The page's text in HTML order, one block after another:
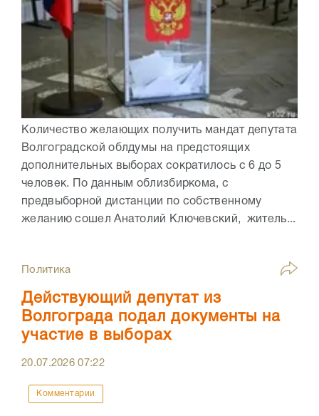
Количество желающих получить мандат депутата
Волгоградской облдумы на предстоящих
дополнительных выборах сократилось с 6 до 5
человек. По данным облизбиркома, с
предвыборной дистанции по собственному
желанию сошел Анатолий Ключевский, житель...
Политика
Действующий депутат из
Волгограда подал документы на
участие в выборах
20.07.202607:22
Комментарии